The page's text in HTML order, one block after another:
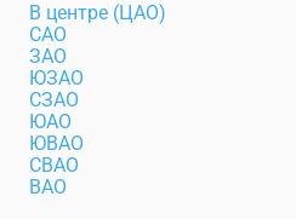
В центре (ЦАО)
САО
ЗАО
ЮЗАО
СЗАО
ЮАО
ЮВАО
СВАО
ВАО